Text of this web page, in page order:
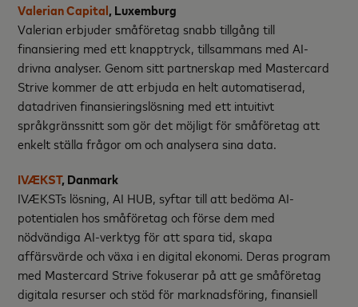
Valerian Capital, Luxemburg
Valerian erbjuder småföretag snabb tillgång till
finansiering med ett knapptryck, tillsammans med AI-
drivna analyser. Genom sitt partnerskap med Mastercard
Strive kommer de att erbjuda en helt automatiserad,
datadriven finansieringslösning med ett intuitivt
språkgränssnitt som gör det möjligt för småföretag att
enkelt ställa frågor om och analysera sina data.
IVÆKST, Danmark
IVÆKSTs lösning, AI HUB, syftar till att bedöma AI-
potentialen hos småföretag och förse dem med
nödvändiga AI-verktyg för att spara tid, skapa
affärsvärde och växa i en digital ekonomi. Deras program
med Mastercard Strive fokuserar på att ge småföretag
digitala resurser och stöd för marknadsföring, finansiell